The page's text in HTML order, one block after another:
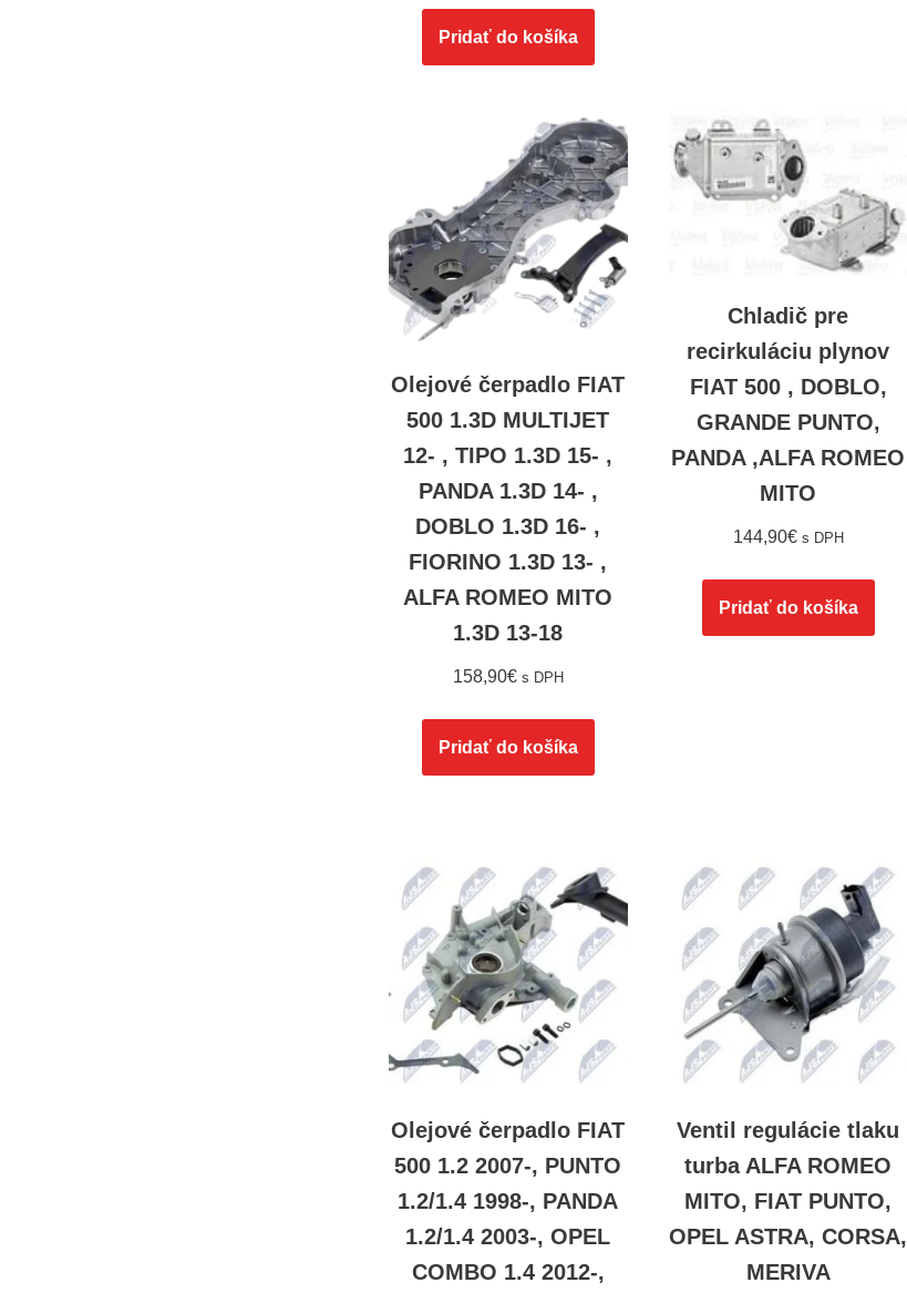
Pridať do košíka
Olejové čerpadlo FIAT
500 1.3D MULTIJET
12- , TIPO 1.3D 15- ,
PANDA 1.3D 14- ,
DOBLO 1.3D 16- ,
FIORINO 1.3D 13- ,
ALFA ROMEO MITO
1.3D 13-18
158,90€ s DPH
Pridať do košíka
Chladič pre
recirkuláciu plynov
FIAT 500 , DOBLO,
GRANDE PUNTO,
PANDA ,ALFA ROMEO
MITO
144,90€ s DPH
Pridať do košíka
Olejové čerpadlo FIAT
500 1.2 2007-, PUNTO
1.2/1.4 1998-, PANDA
1.2/1.4 2003-, OPEL
COMBO 1.4 2012-,
Ventil regulácie tlaku
turba ALFA ROMEO
MITO, FIAT PUNTO,
OPEL ASTRA, CORSA,
MERIVA